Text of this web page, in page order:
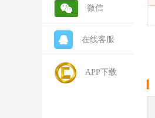
微信
在线客服
APP下载